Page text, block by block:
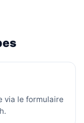
via le formulaire